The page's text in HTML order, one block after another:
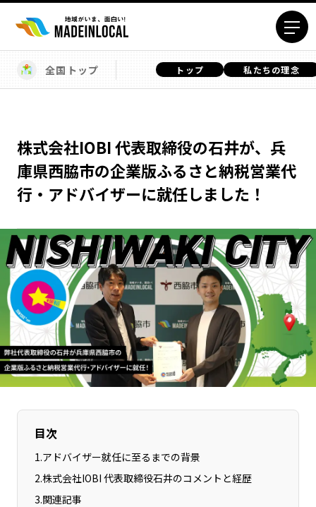
エリアから探す
岩手エリア
宮城エリア
秋田エリア
山形エリア
福島エリア
茨城エリア
栃木エリア
群馬エリア
埼玉エリア
千葉エリア
東京23区エリア
多摩エリア
神奈川エリア
新潟エリア
富山エリア
石川エリア
福井エリア
山梨エリア
長野エリア
岐阜エリア
静岡エリア
愛知エリア
三重エリア
滋賀エリア
河内エリア
奈良エリア
和歌山エリア
鳥取エリア
島根エリア
全国トップ トップ 私たちの理念
株式会社IOBI 代表取締役の石井が、兵
庫県西脇市の企業版ふるさと納税営業代
行・アドバイザーに就任しました！
目次
1.アドバイザー就任に至るまでの背景
2.株式会社IOBI 代表取締役石井のコメントと経歴
3.関連記事